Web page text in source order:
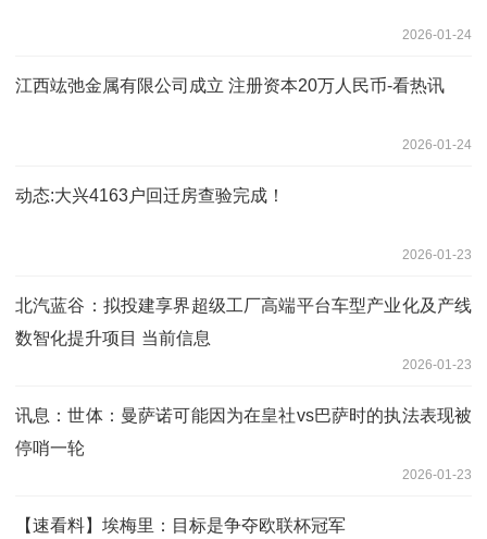
2026-01-24
江西竑弛金属有限公司成立 注册资本20万人民币-看热讯
2026-01-24
动态:大兴4163户回迁房查验完成！
2026-01-23
北汽蓝谷：拟投建享界超级工厂高端平台车型产业化及产线
数智化提升项目 当前信息
2026-01-23
讯息：世体：曼萨诺可能因为在皇社vs巴萨时的执法表现被
停哨一轮
2026-01-23
【速看料】埃梅里：目标是争夺欧联杯冠军